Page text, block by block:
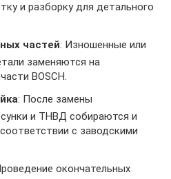
и разборку для детального
частей: Изношенные или
заменяются на
BOSCH.
: После замены
и ТНВД собираются и
с заводскими
окончательных